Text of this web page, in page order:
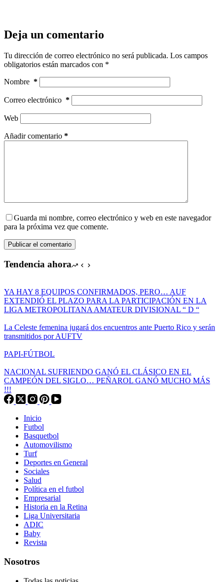
Deja un comentario
Tu dirección de correo electrónico no será publicada. Los campos
obligatorios están marcados con *
Nombre *
Correo electrónico *
Web
Añadir comentario *
Guarda mi nombre, correo electrónico y web en este navegador
para la próxima vez que comente.
Publicar el comentario
Tendencia ahora
YA HAY 8 EQUIPOS CONFIRMADOS, PERO… AUF
EXTENDIÓ EL PLAZO PARA LA PARTICIPACIÓN EN LA
LIGA METROPOLITANA AMATEUR DIVISIONAL “ D “
La Celeste femenina jugará dos encuentros ante Puerto Rico y serán
transmitidos por AUFTV
PAPI-FÚTBOL
NACIONAL SUFRIENDO GANÓ EL CLÁSICO EN EL
CAMPEÓN DEL SIGLO… PEÑAROL GANÓ MUCHO MÁS
!!!
Inicio
Futbol
Basquetbol
Automovilismo
Turf
Deportes en General
Sociales
Salud
Política en el futbol
Empresarial
Historia en la Retina
Liga Universitaria
ADIC
Baby
Revista
Nosotros